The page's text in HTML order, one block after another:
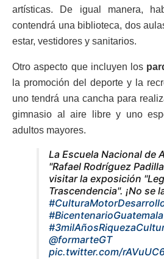
artísticas. De igual manera,
contendrá una biblioteca, dos
estar, vestidores y sanitarios.
Otro aspecto que incluyen los
la promoción del deporte y la
uno tendrá una cancha para
gimnasio al aire libre y uno
adultos mayores.
La Escuela Nacional de
"Rafael Rodríguez
visitar la exposición
Trascendencia". ¡No se
#BicentenarioGuatemala
@formarteGT
pic.twitter.com/